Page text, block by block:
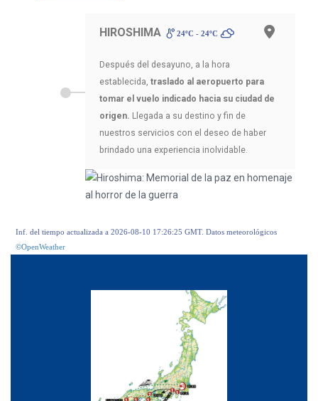
HIROSHIMA 24ºC - 24ºC
Después del desayuno, a la hora
establecida, traslado al aeropuerto para
tomar el vuelo indicado hacia su ciudad de
origen. Llegada a su destino y fin de
nuestros servicios con el deseo de haber
brindado una experiencia inolvidable.
Inf. del tiempo actualizada a 2026-08-10 17:26:25 GMT. Datos meteorológicos
©OpenWeather